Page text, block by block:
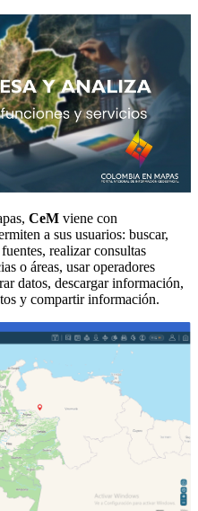
CeM viene con
a sus usuarios: buscar,
realizar consultas
o áreas, usar operadores
datos, descargar información,
y compartir información.